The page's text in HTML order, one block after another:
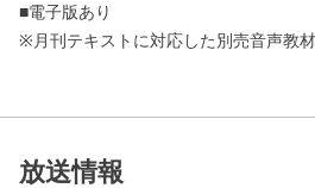
■電子版あり
※月刊テキストに対応した別売音声教材
放送情報